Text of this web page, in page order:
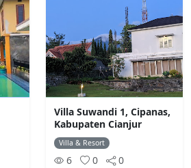
Villa Suwandi 1, Cipanas,
Kabupaten Cianjur
Villa & Resort
6 0 0